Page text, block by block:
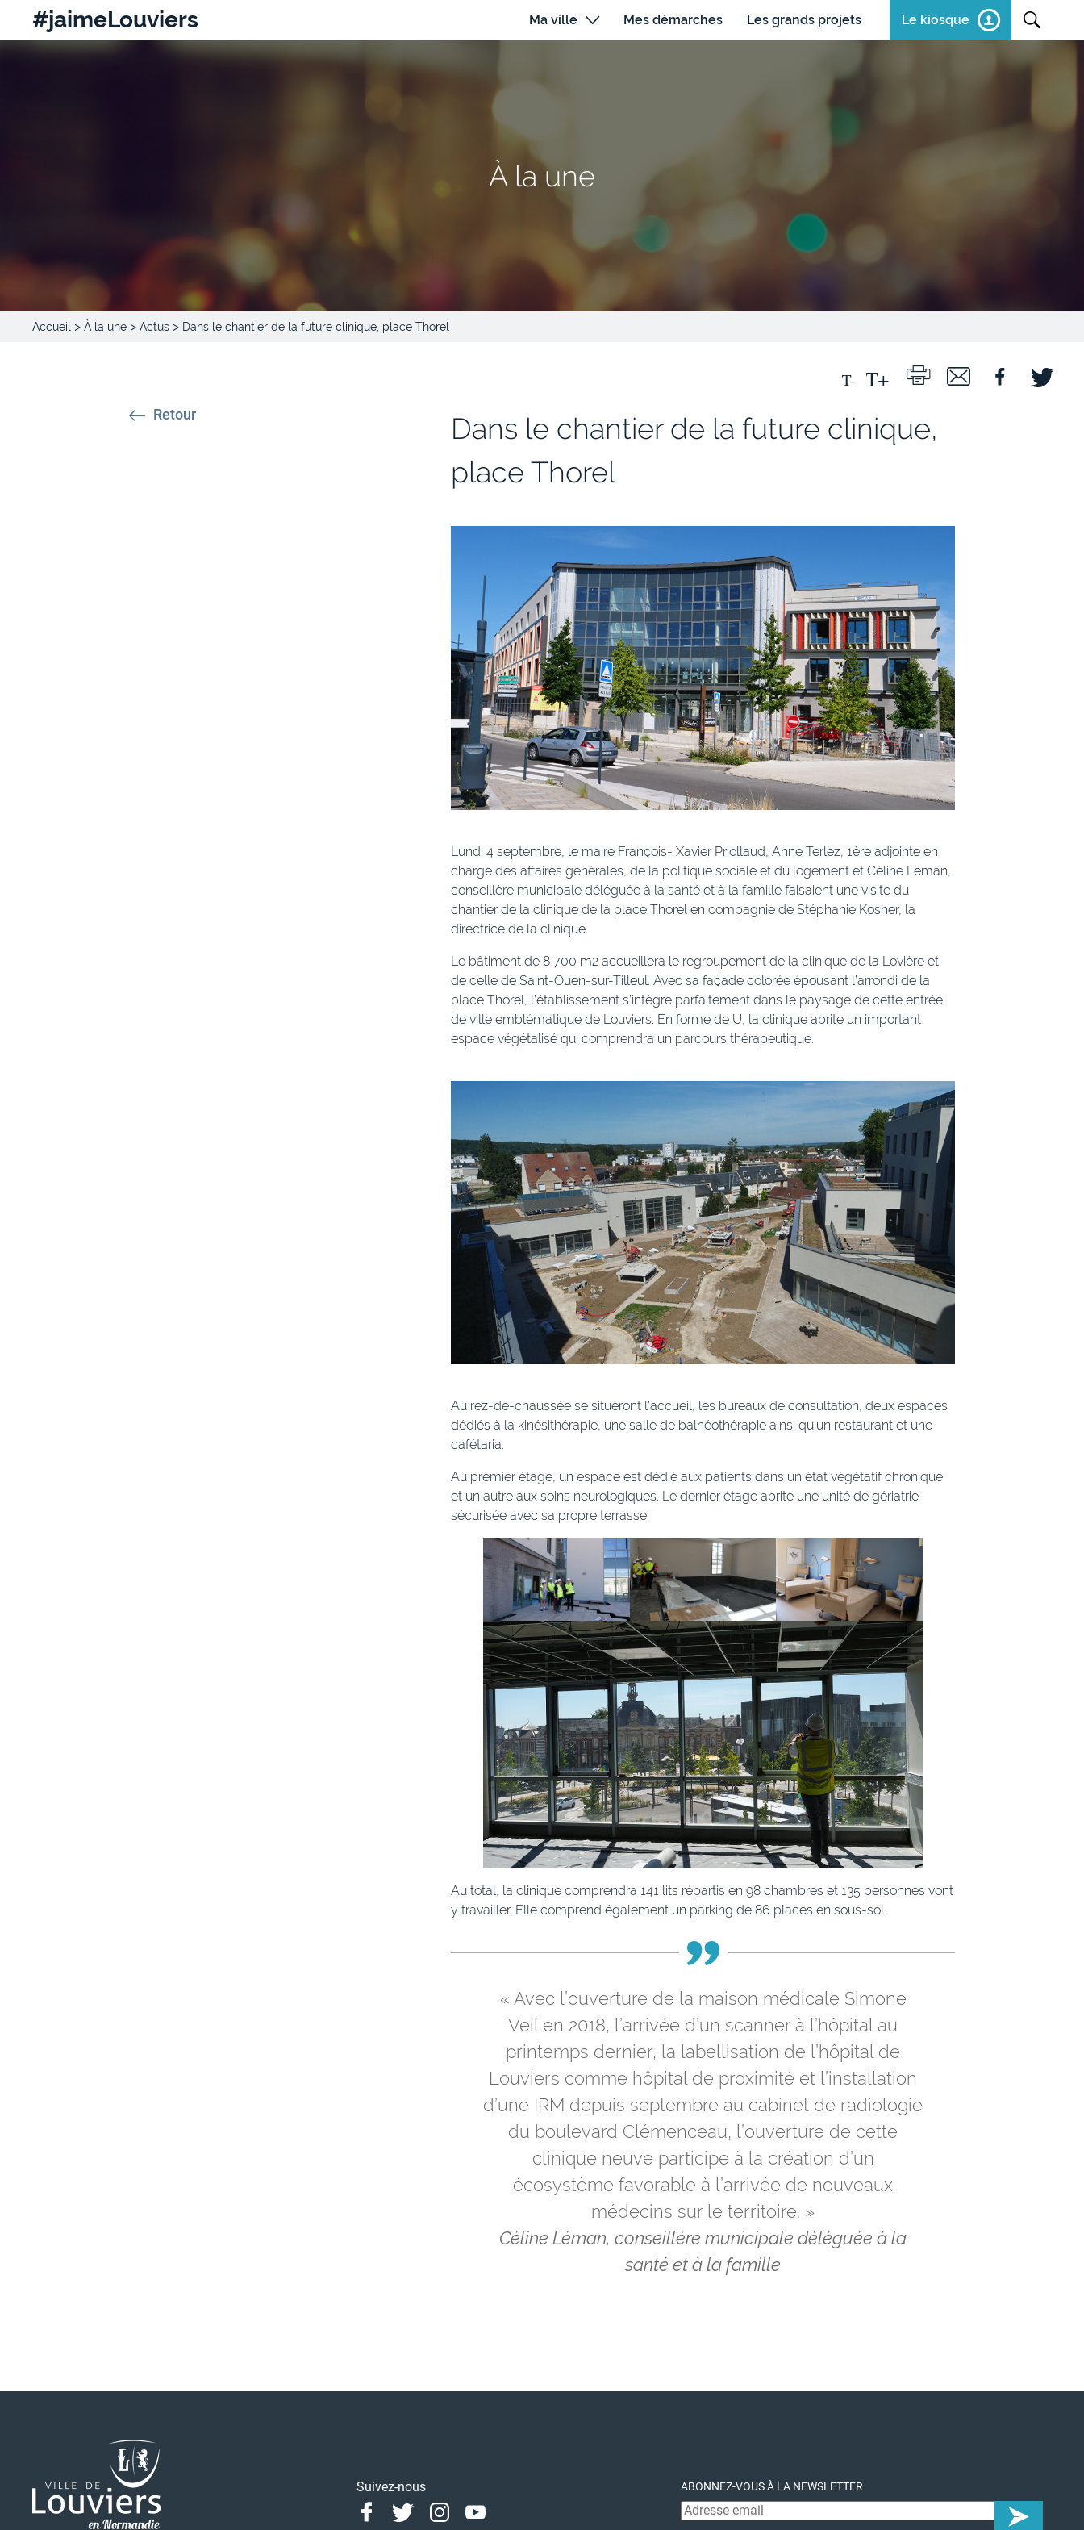
#jaimeLouviers Ma ville Mes démarches Les grands projets Le kiosque
À la une
Accueil > À la une > Actus > Dans le chantier de la future clinique, place Thorel
Retour
Dans le chantier de la future clinique,
place Thorel
Lundi 4 septembre, le maire François- Xavier Priollaud, Anne Terlez, 1ère adjointe en
charge des affaires générales, de la politique sociale et du logement et Céline Leman,
conseillère municipale déléguée à la santé et à la famille faisaient une visite du
chantier de la clinique de la place Thorel en compagnie de Stéphanie Kosher, la
directrice de la clinique.
Le bâtiment de 8 700 m2 accueillera le regroupement de la clinique de la Lovière et
de celle de Saint-Ouen-sur-Tilleul. Avec sa façade colorée épousant l’arrondi de la
place Thorel, l’établissement s’intègre parfaitement dans le paysage de cette entrée
de ville emblématique de Louviers. En forme de U, la clinique abrite un important
espace végétalisé qui comprendra un parcours thérapeutique.
Au rez-de-chaussée se situeront l’accueil, les bureaux de consultation, deux espaces
dédiés à la kinésithérapie, une salle de balnéothérapie ainsi qu’un restaurant et une
cafétaria.
Au premier étage, un espace est dédié aux patients dans un état végétatif chronique
et un autre aux soins neurologiques. Le dernier étage abrite une unité de gériatrie
sécurisée avec sa propre terrasse.
Au total, la clinique comprendra 141 lits répartis en 98 chambres et 135 personnes vont
y travailler. Elle comprend également un parking de 86 places en sous-sol.
« Avec l’ouverture de la maison médicale Simone
Veil en 2018, l’arrivée d’un scanner à l’hôpital au
printemps dernier, la labellisation de l’hôpital de
Louviers comme hôpital de proximité et l’installation
d’une IRM depuis septembre au cabinet de radiologie
du boulevard Clémenceau, l’ouverture de cette
clinique neuve participe à la création d’un
écosystème favorable à l’arrivée de nouveaux
médecins sur le territoire. »
Céline Léman, conseillère municipale déléguée à la
santé et à la famille
Suivez-nous
FacebookTwitterInstagramYoutube
ABONNEZ-VOUS À LA NEWSLETTER